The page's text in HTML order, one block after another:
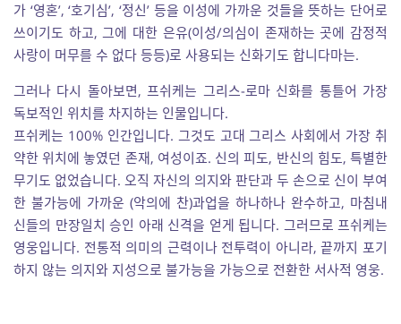
가 ‘영혼’, ‘호기심’, ‘정신’ 등을 이성에 가까운 것들을 뜻하는 단어로
쓰이기도 하고, 그에 대한 은유(이성/의심이 존재하는 곳에 감정적
사랑이 머무를 수 없다 등등)로 사용되는 신화기도 합니다마는.
그러나 다시 돌아보면, 프쉬케는 그리스-로마 신화를 통틀어 가장
독보적인 위치를 차지하는 인물입니다.
프쉬케는 100% 인간입니다. 그것도 고대 그리스 사회에서 가장 취
약한 위치에 놓였던 존재, 여성이죠. 신의 피도, 반신의 힘도, 특별한
무기도 없었습니다. 오직 자신의 의지와 판단과 두 손으로 신이 부여
한 불가능에 가까운 (악의에 찬)과업을 하나하나 완수하고, 마침내
신들의 만장일치 승인 아래 신격을 얻게 됩니다. 그러므로 프쉬케는
영웅입니다. 전통적 의미의 근력이나 전투력이 아니라, 끝까지 포기
하지 않는 의지와 지성으로 불가능을 가능으로 전환한 서사적 영웅.